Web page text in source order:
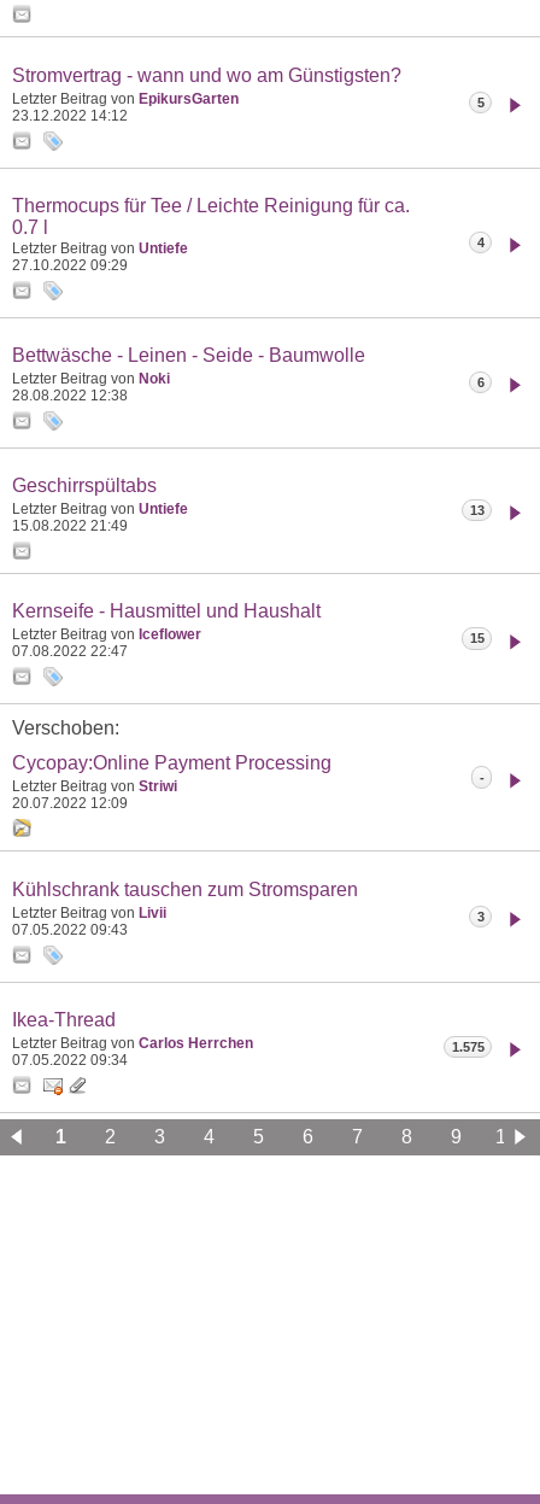
Stromvertrag - wann und wo am Günstigsten?
Letzter Beitrag von EpikursGarten
23.12.2022 14:12
5
Thermocups für Tee / Leichte Reinigung für ca.
0.7 l
Letzter Beitrag von Untiefe
27.10.2022 09:29
4
Bettwäsche - Leinen - Seide - Baumwolle
Letzter Beitrag von Noki
28.08.2022 12:38
6
Geschirrspültabs
Letzter Beitrag von Untiefe
15.08.2022 21:49
13
Kernseife - Hausmittel und Haushalt
Letzter Beitrag von Iceflower
07.08.2022 22:47
15
Verschoben:
Cycopay:Online Payment Processing
Letzter Beitrag von Striwi
20.07.2022 12:09
-
Kühlschrank tauschen zum Stromsparen
Letzter Beitrag von Livii
07.05.2022 09:43
3
Ikea-Thread
Letzter Beitrag von Carlos Herrchen
07.05.2022 09:34
1.575
1 2 3 4 5 6 7 8 9
10